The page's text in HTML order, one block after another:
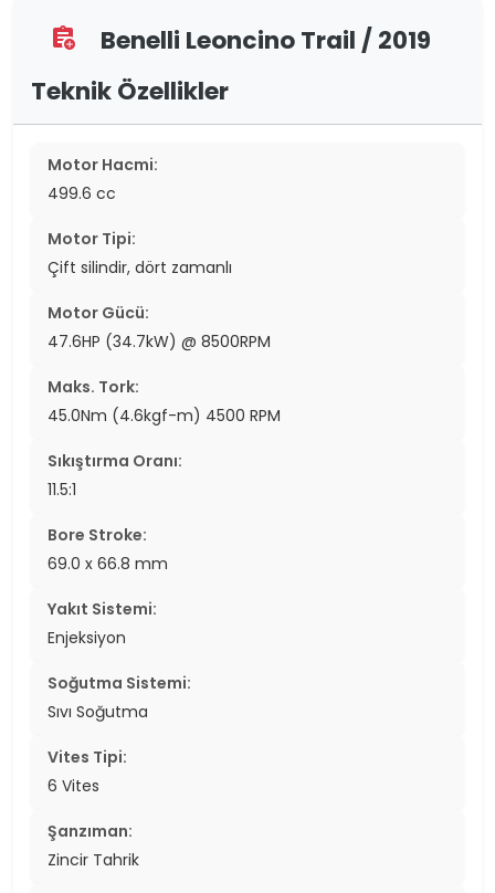
assignment_add
Benelli Leoncino Trail / 2019
Teknik Özellikler
Motor Hacmi:
499.6 cc
Motor Tipi:
Çift silindir, dört zamanlı
Motor Gücü:
47.6HP (34.7kW) @ 8500RPM
Maks. Tork:
45.0Nm (4.6kgf-m) 4500 RPM
Sıkıştırma Oranı:
11.5:1
Bore Stroke:
69.0 x 66.8 mm
Yakıt Sistemi:
Enjeksiyon
Soğutma Sistemi:
Sıvı Soğutma
Vites Tipi:
6 Vites
Şanzıman:
Zincir Tahrik